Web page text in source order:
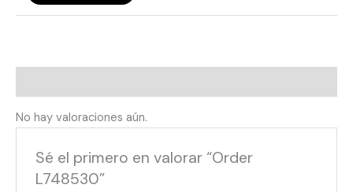
No hay valoraciones aún.
Sé el primero en valorar “Order
L748530”